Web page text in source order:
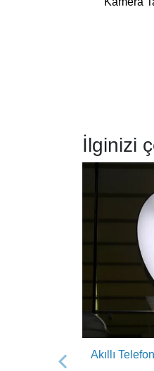
İlginizi
Akıllı Telefon